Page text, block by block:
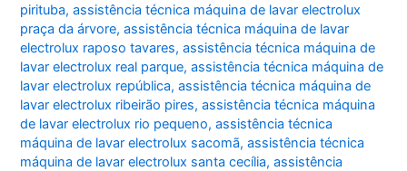
pirituba,assistência técnica máquina de lavar electrolux
praça da árvore,assistência técnica máquina de lavar
electrolux raposo tavares,assistência técnica máquina de
lavar electrolux real parque,assistência técnica máquina de
lavar electrolux república,assistência técnica máquina de
lavar electrolux ribeirão pires,assistência técnica máquina
de lavar electrolux rio pequeno,assistência técnica
máquina de lavar electrolux sacomã,assistência técnica
máquina de lavar electrolux santa cecília,assistência